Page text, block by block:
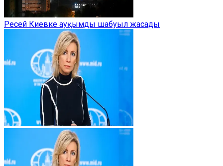
Ресей Киевке ауқымды шабуыл жасады